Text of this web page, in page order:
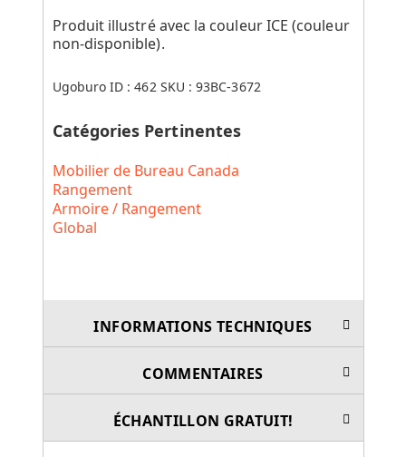
Produit illustré avec la couleur ICE (couleur
non-disponible).
Ugoburo ID :462 SKU :93BC-3672
Catégories Pertinentes
Mobilier de Bureau Canada
Rangement
Armoire / Rangement
Global
INFORMATIONS TECHNIQUES
COMMENTAIRES
ÉCHANTILLON GRATUIT!